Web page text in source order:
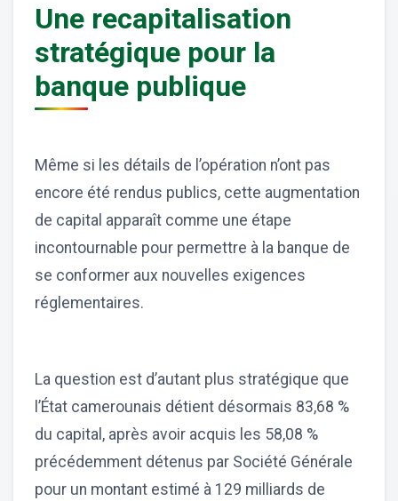
Une recapitalisation
stratégique pour la
banque publique
Même si les détails de l’opération n’ont pas
encore été rendus publics, cette augmentation
de capital apparaît comme une étape
incontournable pour permettre à la banque de
se conformer aux nouvelles exigences
réglementaires.
La question est d’autant plus stratégique que
l’État camerounais détient désormais 83,68 %
du capital, après avoir acquis les 58,08 %
précédemment détenus par Société Générale
pour un montant estimé à 129 milliards de